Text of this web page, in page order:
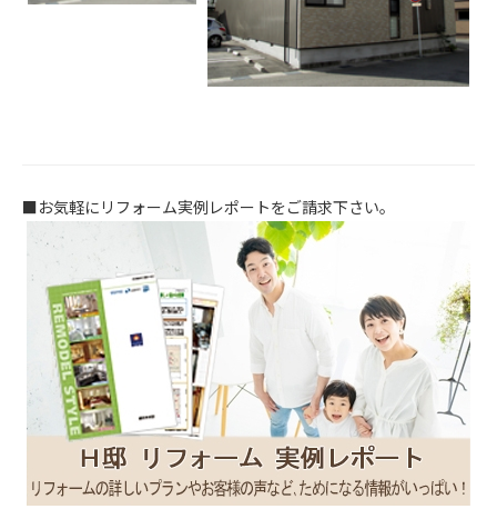
...
■お気軽にリフォーム実例レポートをご請求下さい。